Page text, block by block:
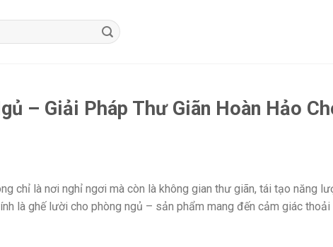
– Giải Pháp Thư Giãn Hoàn Hảo
chỉ là nơi nghỉ ngơi mà còn là không gian thư giãn, tái tạo năng
là ghế lười cho phòng ngủ – sản phẩm mang đến cảm giác